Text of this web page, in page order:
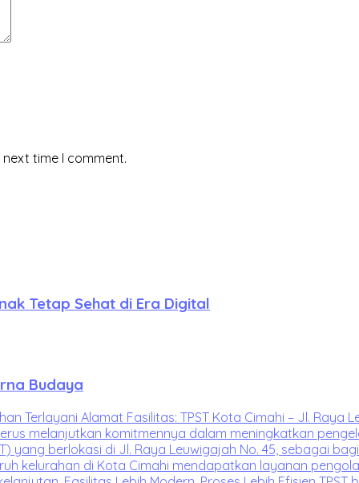
time I comment.
Tetap Sehat di Era Digital
Budaya